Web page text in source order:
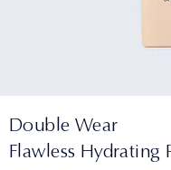
Double Wear
Flawless Hydrating